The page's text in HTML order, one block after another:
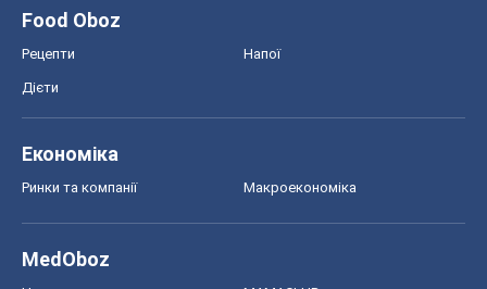
Food Oboz
Рецепти Напої
Дієти
Економіка
Ринки та компанії Макроекономіка
MedOboz